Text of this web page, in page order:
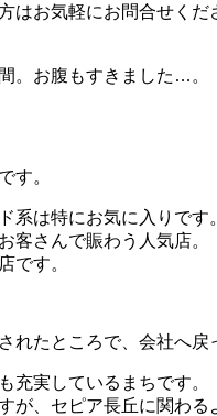
はお気軽にお問合せくだ
。お腹もすきました…。
す。
系は特にお気に入りです。
客さんで賑わう人気店。
です。
れたところで、会社へ戻
充実しているまちです。
が、セピア長丘に関わ